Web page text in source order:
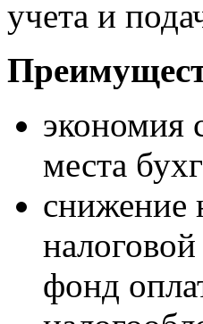
учета и
экономия
места
снижение
фонд